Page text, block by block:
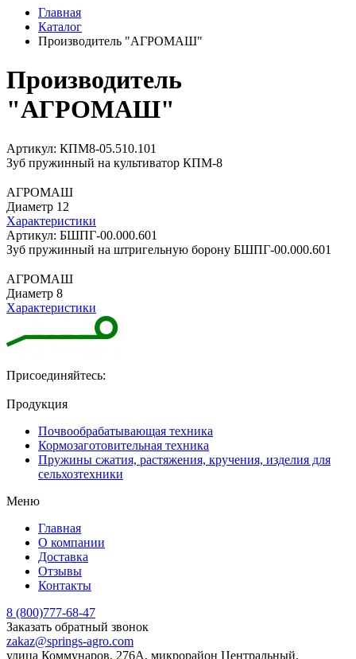
Главная
Каталог
Производитель "АГРОМАШ"
Производитель
"АГРОМАШ"
Артикул: КПМ8-05.510.101
Зуб пружинный на культиватор КПМ-8
АГРОМАШ
Диаметр 12
Характеристики
Артикул: БШПГ-00.000.601
Зуб пружинный на штригельную борону БШПГ-00.000.601
АГРОМАШ
Диаметр 8
Характеристики
Присоединяйтесь:
Продукция
Почвообрабатывающая техника
Кормозаготовительная техника
Пружины сжатия, растяжения, кручения, изделия для
сельхозтехники
Меню
Главная
О компании
Доставка
Отзывы
Контакты
8 (800)777-68-47
Заказать обратный звонок
zakaz@springs-agro.com
улица Коммунаров, 276А, микрорайон Центральный,